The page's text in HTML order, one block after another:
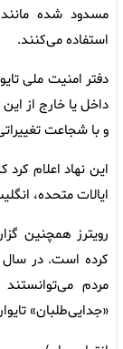
مسدود شده
استفاده می‌کنند.
دفتر امنیت ملی
داخل یا خارج از
و با شجاعت
این نهاد اعلام
ایالات متحده،
رویترز همچنین
مردم
«جدایی‌طلبان»